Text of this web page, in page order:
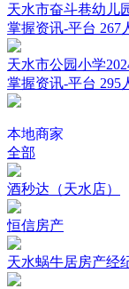
天水市奋斗巷幼儿
掌握资讯-平台 267
天水市公园小学
掌握资讯-平台 295
本地商家
全部
酒秒达（天水店）
恒信房产
天水蜗牛居房产经